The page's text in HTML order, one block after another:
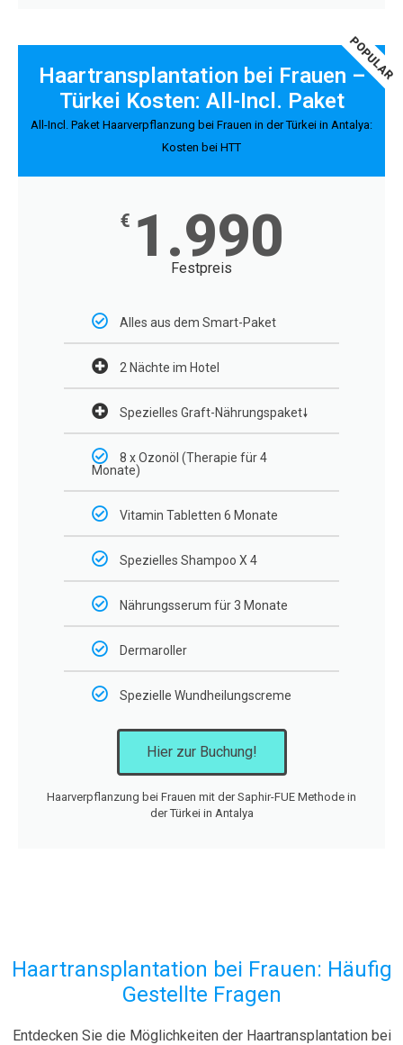
Haartransplantation bei Frauen –
Türkei Kosten: All-Incl. Paket
All-Incl. Paket Haarverpflanzung bei Frauen in der Türkei in Antalya:
Kosten bei HTT
€ 1.990
Festpreis
Alles aus dem Smart-Paket
2 Nächte im Hotel
Spezielles Graft-Nährungspaket🠗
8 x Ozonöl (Therapie für 4
Monate)
Vitamin Tabletten 6 Monate
Spezielles Shampoo X 4
Nährungsserum für 3 Monate
Dermaroller
Spezielle Wundheilungscreme
Hier zur Buchung!
Haarverpflanzung bei Frauen mit der Saphir-FUE Methode in
der Türkei in Antalya
POPULAR
Haartransplantation bei Frauen: Häufig
Gestellte Fragen
Entdecken Sie die Möglichkeiten der Haartransplantation bei